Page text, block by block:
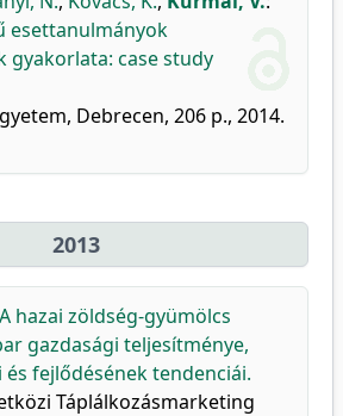
esettanulmányok
gyakorlata: case study
Debrecen, 206 p., 2014.
2013
A hazai zöldség-gyümölcs
gazdasági teljesítménye,
és fejlődésének tendenciái.
Táplálkozásmarketing